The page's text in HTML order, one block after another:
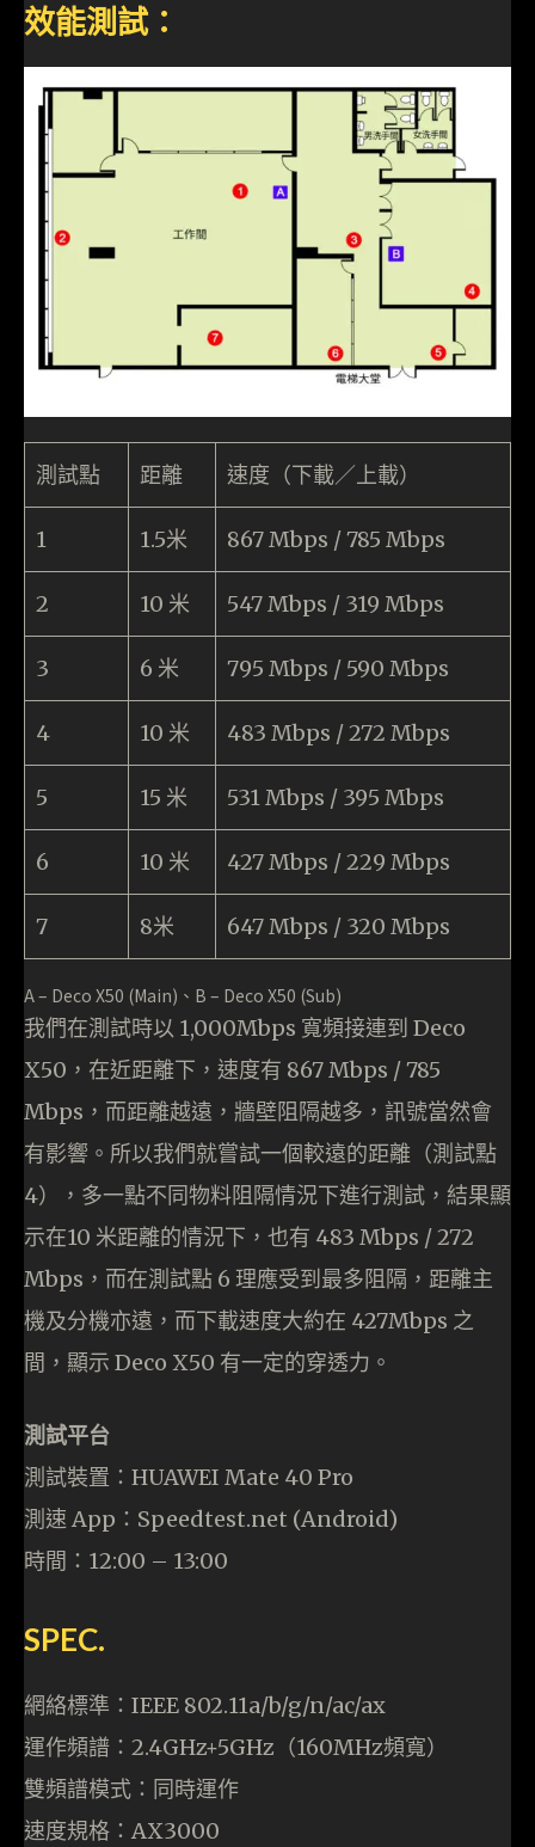
效能測試：
測試點 距離 速度（下載／上載）
1 1.5米 867 Mbps / 785 Mbps
2 10 米 547 Mbps / 319 Mbps
3 6 米 795 Mbps / 590 Mbps
4 10 米 483 Mbps / 272 Mbps
5 15 米 531 Mbps / 395 Mbps
6 10 米 427 Mbps / 229 Mbps
7 8米 647 Mbps / 320 Mbps
A – Deco X50 (Main)、B – Deco X50 (Sub)
我們在測試時以 1,000Mbps 寬頻接連到 Deco
X50，在近距離下，速度有 867 Mbps / 785
Mbps，而距離越遠，牆壁阻隔越多，訊號當然會
有影響。所以我們就嘗試一個較遠的距離（測試點
4），多一點不同物料阻隔情況下進行測試，結果顯
示在10 米距離的情況下，也有 483 Mbps / 272
Mbps，而在測試點 6 理應受到最多阻隔，距離主
機及分機亦遠，而下載速度大約在 427Mbps 之
間，顯示 Deco X50 有一定的穿透力。
測試平台
測試裝置：HUAWEI Mate 40 Pro
測速 App：Speedtest.net (Android)
時間：12:00 – 13:00
SPEC.
網絡標準：IEEE 802.11a/b/g/n/ac/ax
運作頻譜：2.4GHz+5GHz（160MHz頻寬）
雙頻譜模式：同時運作
速度規格：AX3000